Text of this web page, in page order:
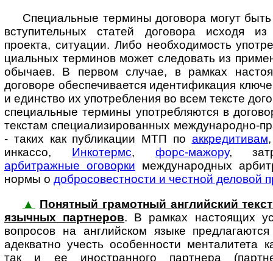
Специальные термины договора могут
вступительных статей договора исходя
проекта, ситуации. Либо необходимость
ци­аль­ных терминов может следовать из
обычаев. В первом случае, в рамках
договоре обеспечивается идентификация
и единство их употребления во всем тексте
специальные термины употребляются в
текстам специализированных международно-
- таких как публикации МТП по аккредитивам
инкассо, Инкотермс, форс-мажору,
арбитражные оговорки международных
нормы о добросовестности и честной деловой
▲
Понятный грамотный английский
языч­ных пар­т­не­ров. В рам­ках на­с­то­я­щих
вопросов на английском языке
адекватно учесть особенности менталитета
так и ее иностранного партнера